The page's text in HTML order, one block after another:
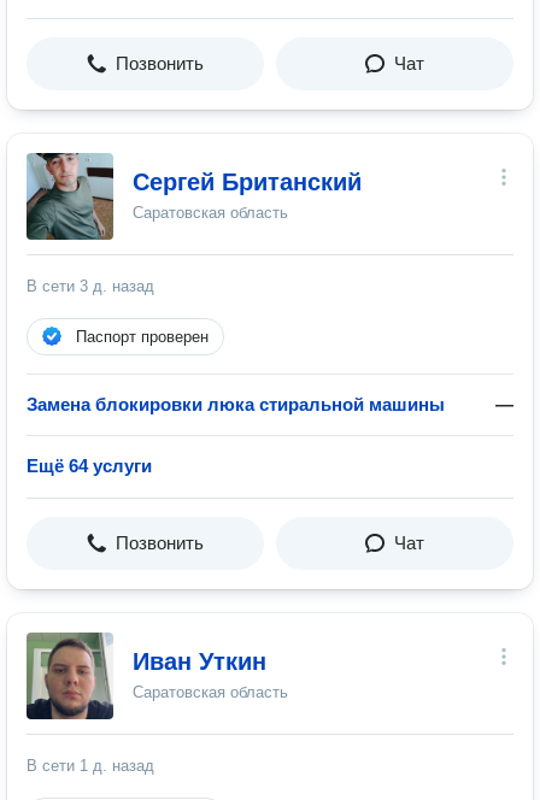
Позвонить Чат
Сергей Британский
Саратовская область
В сети 3 д. назад
Паспорт проверен
Замена блокировки люка стиральной машины —
Ещё 64 услуги
Позвонить Чат
Иван Уткин
Саратовская область
В сети 1 д. назад